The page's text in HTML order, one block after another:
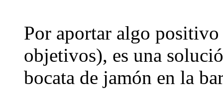
Por aportar algo
objetivos), es una
bocata de jamón en la